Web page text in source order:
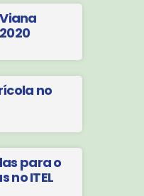
no
para o
no ITEL